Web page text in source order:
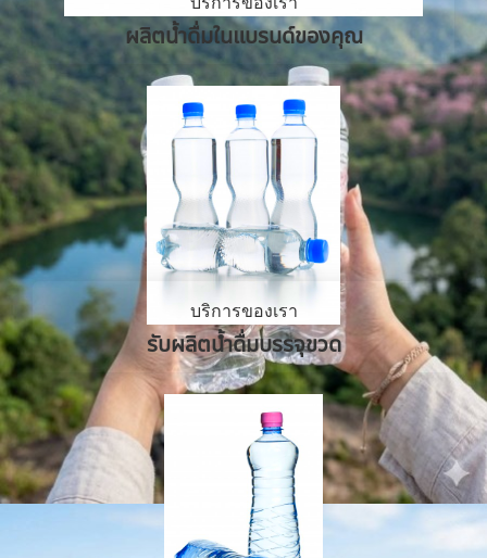
ผลิตน้ำดื่มในแบรนด์ของคุณ
บริการของเรา
รับผลิตน้ำดื่มบรรจุขวด